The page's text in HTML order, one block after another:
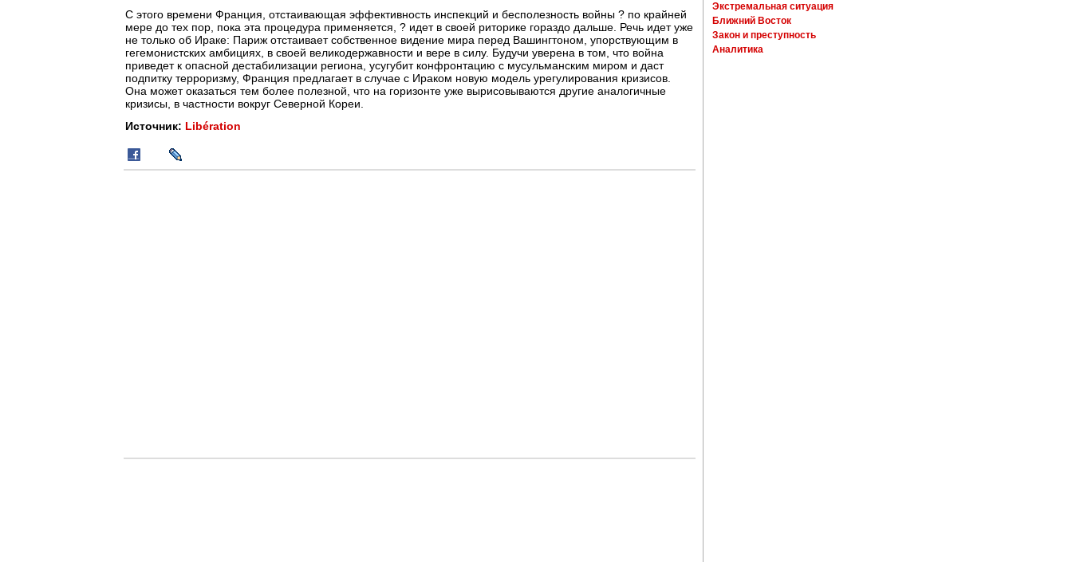
С этого времени Франция, отстаивающая эффективность инспекций и бесполезность войны ? по крайней
мере до тех пор, пока эта процедура применяется, ? идет в своей риторике гораздо дальше. Речь идет уже
не только об Ираке: Париж отстаивает собственное видение мира перед Вашингтоном, упорствующим в
гегемонистских амбициях, в своей великодержавности и вере в силу. Будучи уверена в том, что война
приведет к опасной дестабилизации региона, усугубит конфронтацию с мусульманским миром и даст
подпитку терроризму, Франция предлагает в случае с Ираком новую модель урегулирования кризисов.
Она может оказаться тем более полезной, что на горизонте уже вырисовываются другие аналогичные
кризисы, в частности вокруг Северной Кореи.
Источник: Libération
Экстремальная ситуация
Ближний Восток
Закон и преступность
Аналитика